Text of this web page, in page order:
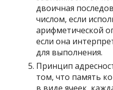
двоичная
числом, если
арифметической
если она
для выполнения.
Принцип
том, что память